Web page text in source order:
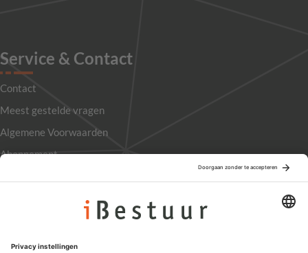
Service & Contact
Contact
Meest gestelde vragen
Algemene Voorwaarden
Abonnement
Privacyinstellingen